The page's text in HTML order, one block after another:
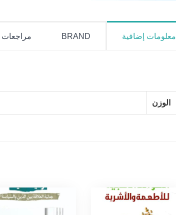
معلومات إضافية BRAND مراجعات
الوزن